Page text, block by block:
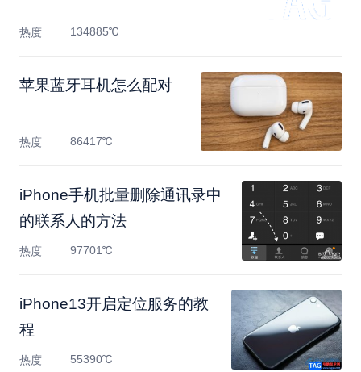
热度 134885℃
苹果蓝牙耳机怎么配对
热度 86417℃
iPhone手机批量删除通讯录中
的联系人的方法
热度 97701℃
​iPhone13开启定位服务的教
程
热度 55390℃